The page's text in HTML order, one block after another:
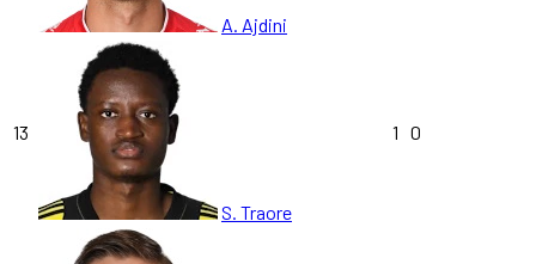
A. Ajdini
13
S. Traore
1 0